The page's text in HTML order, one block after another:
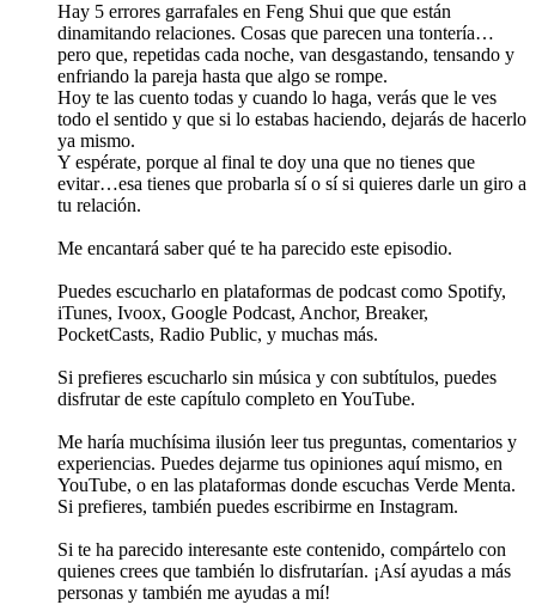
Hay 5 errores garrafales en Feng Shui que que están
dinamitando relaciones. Cosas que parecen una tontería…
pero que, repetidas cada noche, van desgastando, tensando y
enfriando la pareja hasta que algo se rompe.
Hoy te las cuento todas y cuando lo haga, verás que le ves
todo el sentido y que si lo estabas haciendo, dejarás de hacerlo
ya mismo.
Y espérate, porque al final te doy una que no tienes que
evitar…esa tienes que probarla sí o sí si quieres darle un giro a
tu relación.
Me encantará saber qué te ha parecido este episodio.
Puedes escucharlo en plataformas de podcast como Spotify,
iTunes, Ivoox, Google Podcast, Anchor, Breaker,
PocketCasts, Radio Public, y muchas más.
Si prefieres escucharlo sin música y con subtítulos, puedes
disfrutar de este capítulo completo en YouTube.
Me haría muchísima ilusión leer tus preguntas, comentarios y
experiencias. Puedes dejarme tus opiniones aquí mismo, en
YouTube, o en las plataformas donde escuchas Verde Menta.
Si prefieres, también puedes escribirme en Instagram.
Si te ha parecido interesante este contenido, compártelo con
quienes crees que también lo disfrutarían. ¡Así ayudas a más
personas y también me ayudas a mí!